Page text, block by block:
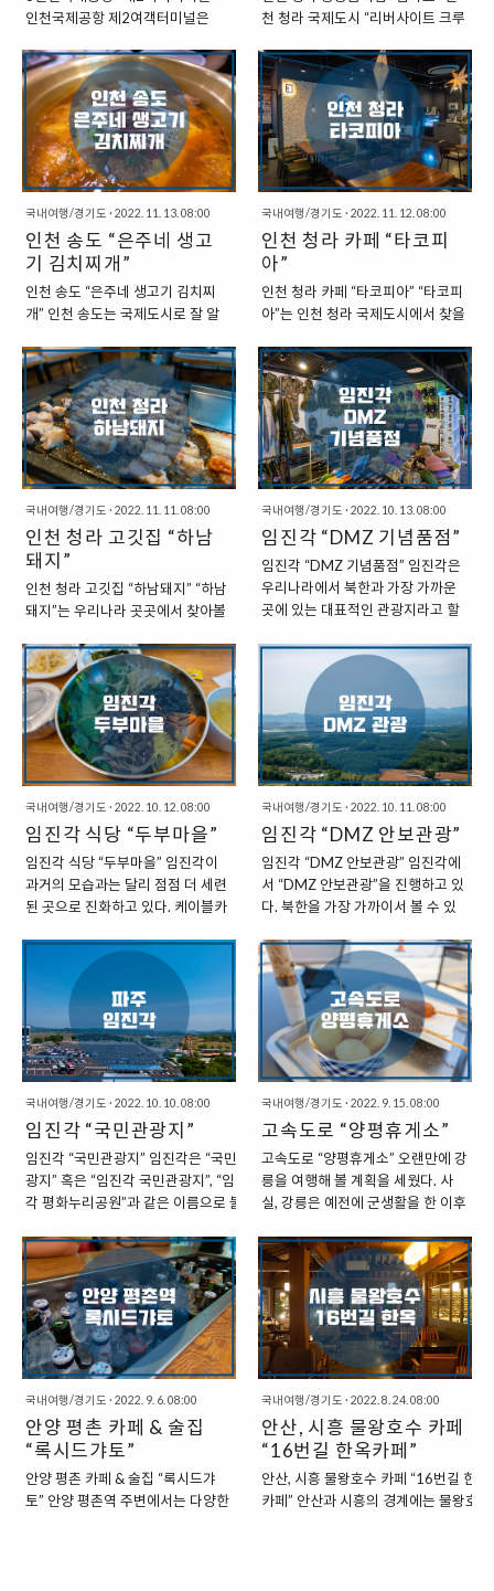
미담길 입점가게” 북창동 순두부 교
동짬뽕 한옥집 김치찜 용호낙지 솔
메밀 솔만두 가족회관 (비빔밥) 한
식미담길에 입점하고 있는 가게는
위와 같다. 공항에서 도착해서 비행
기 탑승 전까지 시간이 있는 경우에
식사를 해결하기에도..
하고 있기도 하다. 인사동 등에서 볼
수 있는 한국적인 느낌을 담고 있는
책갈피 등과 같은 기념품을 판매하
고 있기도 하기에 혹시나 우리나라
를 떠나기 전에 기념품을 구입하고
싶다면 이용할 수 있는 곳이기는
하..
인천국제공항 제2여객터미널은
나는 입출국객으로 인해서 인천공
항 확장이 필요했고, 이에 대한 결정
으로 확장된 것이다. 원래의 계획은
인천공항 1터미널 남쪽에 2터미널
을 배치하는 것이었으나, 기술적인
한계로 인해서 인천공항 북측에 제
2여객터미널을 배치하게 되었다.
“인천국제공항 제2여객터미널” 인
천국제공항 제2여객터미널을 방문
할 일이 없었다. 코로나 이전에도 1
터미널에서 비행기를 탑승하고 이
동했었기에, 2터미널을 방문할 일
번 방문해보려고 해도 1터미널과 2
터미널 사이의 거리가 제법 긴 편이
라, 일부러 방문하기에도 쉽지 않은
거리이기도 하다. 공항철도를 통해
서 이동해도 약 5분의 시간이 소요
되는 거리이다...
천 청라 국제도시 “리버사이트 크루
수 있다. 아직은 입주가 끝나지 않은
곳이 제법 있어서 공실이 있기도 하
지만, 분위기 있는 곳이 제법 있다.
이번에 방문한 딤타오 역시도 이곳
에서 찾을 수 있는 식당으로 “홍콩
음식”을 판매하는 것으로 유명한 식
당이다. “인천 청라 : 홍콩음식점 딤
타오” 딤타오는 홍콩인이 셰프로 있
는 식당이라고 할 수 있다. 여러 곳
에서 25년 이상의 경력을 쌓은 홍콩
음식의 달인이 있는 곳이라고 할 수
있는데, 덕분에 우리나라에서 먹은
곳으로 손꼽을 수 있을 것 같은 곳이
다. 메뉴는 “딤섬, 창편, 요리, 주류,
음료” 등으로 구성되어 있는데, 요
리는 완탕면, 매운완탕면, 완탕, 볶..
국내여행/경기도 · 2022. 11. 13. 08:00
인천 송도 “은주네 생고
기 김치찌개”
인천 송도 “은주네 생고기 김치찌
개” 인천 송도는 국제도시로 잘 알
라는 오명이 있기도 했지만, 이제는
그런 별명은 사라진 지 오래되고 많
은 사람들이 사는 도시로 변모했다.
덕분에 송도 곳곳에서 다양한 맛집
을 찾아볼 수 있는데, 이번에 방문하
게 된 곳은 바로 “은주네 생고기 김
치찌개”라는 곳이다. “인천 송도 : 은
주네 생고기 김치찌개” 이곳은 김치
찌개와 고기가 주력인 곳이라고 할
수 있는데, 우리가 방문한 시간은 점
심 시간대였던지라, 간단하게 김치
찌개를 주문했다. 김치찌개는 커다
란 냄비에 담겨서 나왔는데, 그 양이
상당한 것으로 보였다. 고기도 큼직
하게 들어가 있고, 김치 역시도 마치
배추 반 포기를 그대로 넣은 것 같은
느낌의 모양이었다. 맛을 보기 이전
에 비주얼로 ..
국내여행/경기도 · 2022. 11. 12. 08:00
인천 청라 카페 “타코피
아”
인천 청라 카페 “타코피아” “타코피
아”는 인천 청라 국제도시에서 찾을
교 앞에 있는 상권 골목에서 찾을 수
있는 작은 동네 카페이다. 근처에서
식사를 하고 난 후에, 잠시 쉬어가기
에 좋은 장소라고 할 수 있다. “인천
청라 카페 : 타코피아” 타코피아는 1
층에서 있는 카페로 여러 식당가가
몰려 있는 곳에 자리 잡고 있는 카페
이다. 특별한 것은 없고, 동네에서
흔히 볼 수 있는 카페라고 할 수 있
는 곳인데, 메뉴가 다소 독특하기도
하다. 아이돌 차와 같은 특별한 이름
이 붙은 메뉴를 만나볼 수 있기도 한
롭고 독특한 메뉴를 맛보는 것이 재
미있겠다 싶었기에 아이돌은 아니
지만 이 메뉴를 한 번 주문해보았다.
“편안한 분위기의 카페” 전체적으
로..
국내여행/경기도 · 2022. 11. 11. 08:00
인천 청라 고깃집 “하남
돼지”
인천 청라 고깃집 “하남돼지” “하남
돼지”는 우리나라 곳곳에서 찾아볼
기를 직접 구워주는 곳으로 고기를
맛있게 먹을 수 있는 곳이기도 하다.
“인천 청라 : 하남돼지” 인천의 청라
국제도시에서도 하남돼지를 찾을
수 있는데, 인천 초은초등학교 근처
에 있는 상가 골목에서 찾을 수 있
다. 근처에서는 다양한 식당이 자리
를 잡고 있는 것을 볼 수 있는데, 혹
시나 근처에서 무엇을 먹을지 고민
이 된다면 방문하기에 좋은 곳이다.
“고기를 구워주는 고깃집” 하남돼지
는 다른 지점도 마찬가지이겠지만,
역시도 직원이 와서 고기를 구워주
었다. 이번에 우리가 주문한 메뉴는
삼겹살이었는데, 노릇노릇하게 맛
있게 잘 구워진 삼겹살을 편안하게
맛볼 수 있었다. 고기를..
국내여행/경기도 · 2022. 10. 13. 08:00
임진각 “DMZ 기념품점”
임진각 “DMZ 기념품점” 임진각은
우리나라에서 북한과 가장 가까운
곳에 있는 대표적인 관광지라고 할
불어 케이블카, 평화누리 공원 등등
다양한 여행 상품과 장소를 볼 수 있
다. 규모도 상당히 큰 편이라, 방문
해서 모든 콘텐츠를 즐기려고 하면,
꽤 오랜 시간이 걸리는 곳이기도 하
다. 오는 데까지 거리가 있어서 시간
이 제법 걸리지만, 도착해서도 다양
한 콘텐츠로 인해서 시간이 걸리는
곳이다. “임진각 DMZ 기념품점” 임
진각은 민간인 통제구역과 비무장
지대 바로 앞에 자리를 잡고 있다.
그래서 특히 안보와 관련된 상품을
찾아볼 수 있기도 하다. 기념품점이
있기도 한데, 기념품점은 임진각을
대표하는 건물이라고 할 수 있는 3
층짜리 건물에서 찾아볼 수 있다. “1
층에서 찾을 수 ..
국내여행/경기도 · 2022. 10. 12. 08:00
임진각 식당 “두부마을”
임진각 식당 “두부마을” 임진각이
과거의 모습과는 달리 점점 더 세련
된 곳으로 진화하고 있다. 케이블카
던 새로운 건물들이 들어선 것을 볼
수 있는데, 케이블카 건물 옆으로
DMZ 투어 매표소가 옮겨갔고, 나
머지 공간은 휴게 공간으로 쓰이고
있다. “다양한 식당이 들어서 임진
각” 임진각에서는 과거에는 오래된
식당밖에 찾을 수 없었는데, 이제는
새로운 건물에서 다양한 음식을 판
매하는 곳을 찾아볼 수 있다. 1층에
서는 간단한 휴게소 느낌의 공간을
만나볼 수 있으며, 라면, 핫도그 등
의 주전부리를 맛볼 수 있다. 2층으
로 올라가면 식당이 몇 군데 있는 것
을 볼 수 있는데, 아직 공실이 있긴
하지만, 깔끔한 공간의 식당을 찾아
볼 수 있다. 한쪽에서는 피자와 샐러
드, 커피 등을 판..
국내여행/경기도 · 2022. 10. 11. 08:00
임진각 “DMZ 안보관광”
임진각 “DMZ 안보관광” 임진각에
서 “DMZ 안보관광”을 진행하고 있
다. 북한을 가장 가까이서 볼 수 있
볼 수 있는 곳이기도 하다. 관광 시
간은 약 2시간 30분 정도로 구성되
어 있는데, “임진각 - 도라산역 - 제
3땅굴 - 도라전망대 - 통일촌 - 임진
각” 등의 코스로 구성되어 있다. 일
정이 상황에 따라서 조금씩 변경되
기도 하는데, 도라전망대와 제3땅
굴은 필수로 방문하는 코스인 것으
로 보인다. “임진각 DMZ 안보관광
준비물” 안보관광에 참여하기 위해
서 꼭 필요한 것은 바로 신분증이다.
외국인의 경우에는 여권이 필요하
다. 신분증은 원본이 필수이며, 사본
의 경우에는 입장이 되지 않는다. 신
분증이 준비되었다면, 매표소에서
표를 구입해야 한다. 단체가 아닌 경
우에는 개인..
국내여행/경기도 · 2022. 10. 10. 08:00
임진각 “국민관광지”
임진각 “국민관광지” 임진각은 “국민관
광지” 혹은 “임진각 국민관광지”, “임진
각 평화누리공원”과 같은 이름으로 불
실향민을 위해서 당시에 1번 국도를 따
라서 민간인이 갈 수 있는 가장 끝 지점
에 세줘진 것이다. 임진각에 세워진 이
후, 꾸준히 발전을 거듭하여, 다양한 시
설들이 하나하나 추가되고 있다. 비교적
최근에는 케이블카가 설치되어서 또 다
른 볼거리를 제공하고 있다. 임진각은
2018년에 다녀온 후, 오랜만에 다시 한
번 다녀오게 되었는데, 혹시나 예전에
다녀온 글과 사진을 참고하고자 하면 아
임진각 :
https://theuranus.tistory.com/4700
국내여행/경기도 · 2022. 9. 15. 08:00
고속도로 “양평휴게소”
고속도로 “양평휴게소” 오랜만에 강
릉을 여행해 볼 계획을 세웠다. 사
실, 강릉은 예전에 군생활을 한 이후
행을 위해서 방문하게 되는 것은 이
번이 처음이라고 할 수 있다. 서울에
서 강릉 방향으로 출발하는 것은 처
음이기에, 괜스레 설레기도 했다.
“서울에서 강릉으로 가는 고속도로”
서울에서 강릉 방향으로 가는 고속
도로에 들어서는 것도 쉽지 않았다.
아무래도 서울과 경기도는 항상 많
은 차량으로 붐비는 곳인지라, 경기
도를 빠져나오는 것도 쉽지 않은 편
출발하니, 도착까지 약 3시간 40분
정도가 걸렸던 것 같다. 물론 중간에
국내여행/경기도 · 2022. 9. 6. 08:00
안양 평촌 카페 & 술집
“록시드갸토”
안양 평촌 카페 & 술집 “록시드갸
토” 안양 평촌역 주변에서는 다양한
국내여행/경기도 · 2022. 8. 24. 08:00
안산, 시흥 물왕호수 카페
“16번길 한옥카페”
안산, 시흥 물왕호수 카페 “16번길 한옥
카페” 안산과 시흥의 경계에는 물왕호